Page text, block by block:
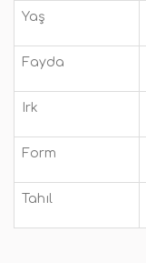
Yaş
Fayda
Irk
Form
Tahıl